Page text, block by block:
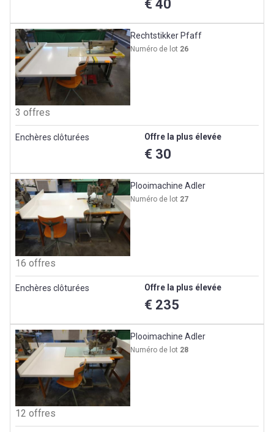
€ 40
Rechtstikker Pfaff
Numéro de lot 26
3 offres
Enchères clôturées Offre la plus élevée
€ 30
Plooimachine Adler
Numéro de lot 27
16 offres
Enchères clôturées Offre la plus élevée
€ 235
Plooimachine Adler
Numéro de lot 28
12 offres